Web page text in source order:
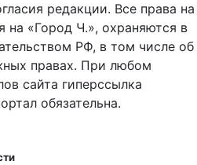
редакции. Все права на
на «Город Ч.», охраняются в
РФ, в том числе об
правах. При любом
сайта гиперссылка
обязательна.